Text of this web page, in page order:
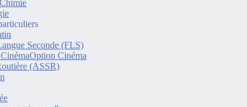
Seconde (FLS)
Option Cinéma
(ASSR)